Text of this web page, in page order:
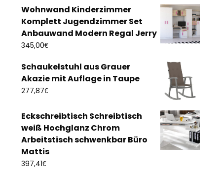
Wohnwand Kinderzimmer
Komplett Jugendzimmer Set
Anbauwand Modern Regal Jerry
345,00€
Schaukelstuhl aus Grauer
Akazie mit Auflage in Taupe
277,87€
Eckschreibtisch Schreibtisch
weiß Hochglanz Chrom
Arbeitstisch schwenkbar Büro
Mattis
397,41€